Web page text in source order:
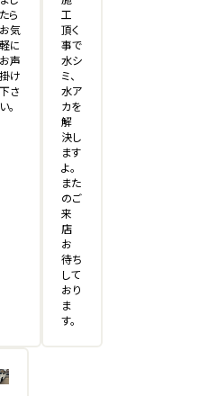
たら
お気
軽に
お声
掛け
下さ
い。
工
頂く
事で
水シ
ミ、
水ア
カを
解
決し
ます
よ。
また
のご
来
店
お
待ち
して
おり
ま
す。